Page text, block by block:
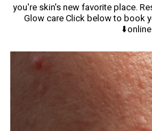
you're skin's new favorite place.
Glow careClick below to book
online⬇️